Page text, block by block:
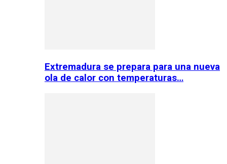
Extremadura se prepara para una nueva
ola de calor con temperaturas…